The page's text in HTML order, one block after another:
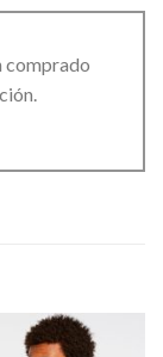
comprado